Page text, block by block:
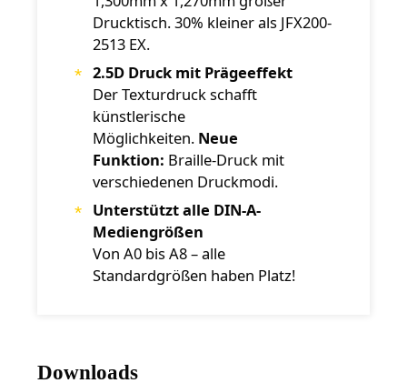
Drucktisch. 30% kleiner als JFX200-
2513 EX.
2.5D Druck mit Prägeeffekt
Der Texturdruck schafft
künstlerische
Möglichkeiten. Neue
Funktion: Braille-Druck mit
verschiedenen Druckmodi.
Unterstützt alle DIN-A-
Mediengrößen
Von A0 bis A8 – alle
Standardgrößen haben Platz!
Downloads